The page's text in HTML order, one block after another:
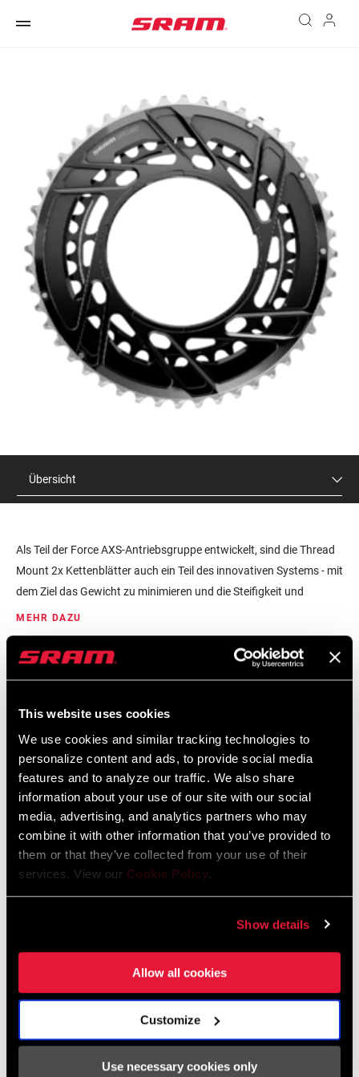
This website uses cookies
We use cookies and similar tracking technologies to
personalize content and ads, to provide social media
features and to analyze our traffic. We also share
information about your use of our site with our social
media, advertising, and analytics partners who may
combine it with other information that you’ve provided to
them or that they’ve collected from your use of their
services. View our Cookie Policy.
Show details
Allow all cookies
Customize
Use necessary cookies only
Übersicht
HÄNDLERSUCHE
Als Teil der Force AXS-Antriebsgruppe entwickelt, sind die Thread
Mount 2x Kettenblätter auch ein Teil des innovativen Systems - mit
dem Ziel das Gewicht zu minimieren und die Steifigkeit und
Präzision der Leistungsmessung zu maximieren. Schnelle
Kettenblattwechsel mit einem einfach zu bedienenden Werkzeug.
MEHR DAZU
UVP
$275 CR-FRC-TMKT-E1
Das Thread-Mount-Design ist leicht, steif und präzise
In den Kettenblatt-Kombinationen von 46/33, 48/35 und
MEHR EIGENSCHAFTEN ANZEIGEN